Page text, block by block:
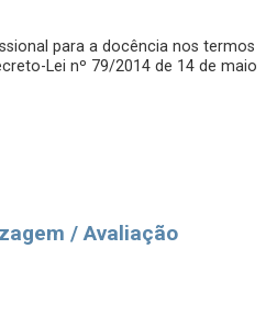
para a docência nos termos
Lei nº 79/2014 de 14 de maio
/ Avaliação